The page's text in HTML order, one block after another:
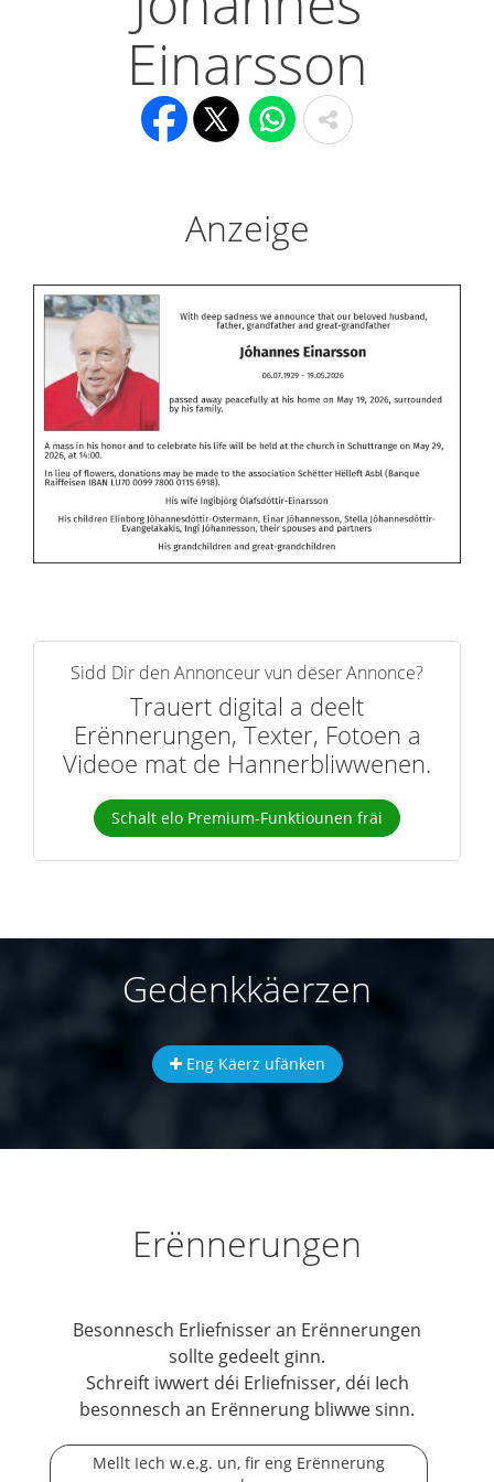
Einarsson
Anzeige
Sidd Dir den Annonceur vun dëser Annonce?
Trauert digital a deelt
Erënnerungen, Texter, Fotoen a
Videoe mat de Hannerbliwwenen.
Schalt elo Premium-Funktiounen fräi
Gedenkkäerzen
Eng Käerz ufänken
Erënnerungen
Besonnesch Erliefnisser an Erënnerungen
sollte gedeelt ginn.
Schreift iwwert déi Erliefnisser, déi Iech
besonnesch an Erënnerung bliwwe sinn.
Mellt Iech w.e.g. un, fir eng Erënnerung